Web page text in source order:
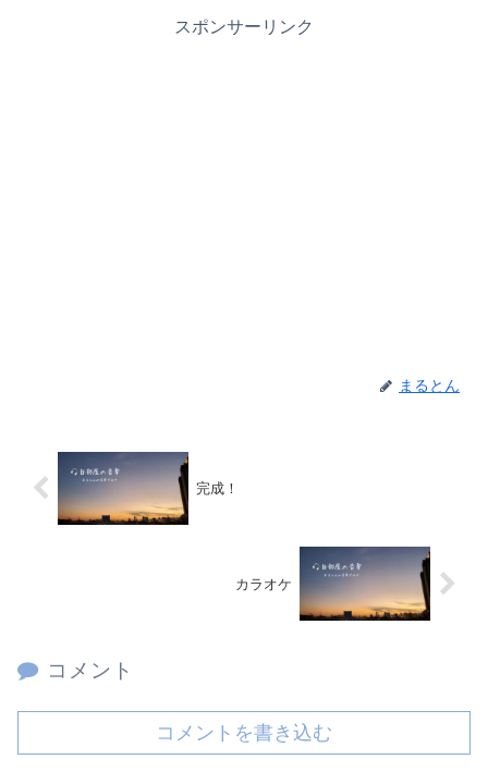
スポンサーリンク
まるとん
完成！
カラオケ
コメント
コメントを書き込む